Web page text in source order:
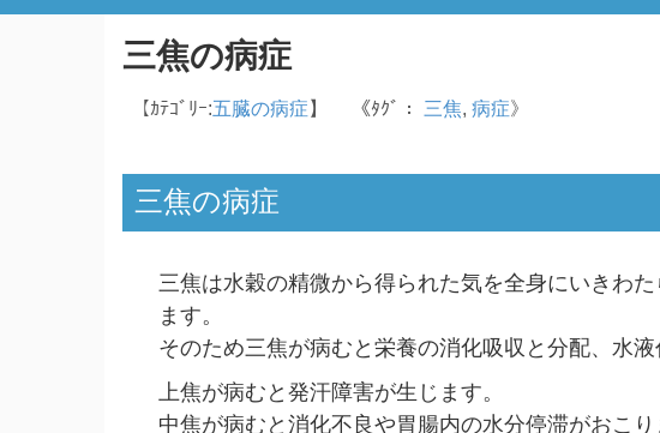
三焦の病症
【ｶﾃｺﾞﾘｰ:五臓の病症 】 《ﾀｸﾞ： 三焦, 病症》
三焦の病症
三焦は水穀の精微から得られた気を全身にいきわ
ます。
そのため三焦が病むと栄養の消化吸収と分配、水液
上焦が病むと発汗障害が生じます。
中焦が病むと消化不良や胃腸内の水分停滞がおこり